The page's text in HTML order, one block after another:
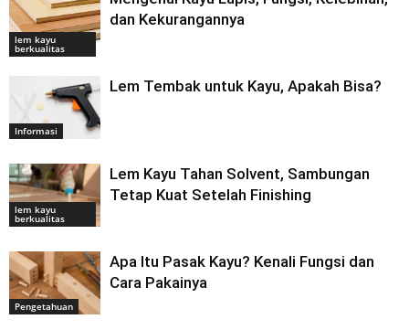
lem kayu
berkualitas
dan Kekurangannya
Informasi
Lem Tembak untuk Kayu, Apakah Bisa?
lem kayu
berkualitas
Lem Kayu Tahan Solvent, Sambungan
Tetap Kuat Setelah Finishing
Pengetahuan
Apa Itu Pasak Kayu? Kenali Fungsi dan
Cara Pakainya